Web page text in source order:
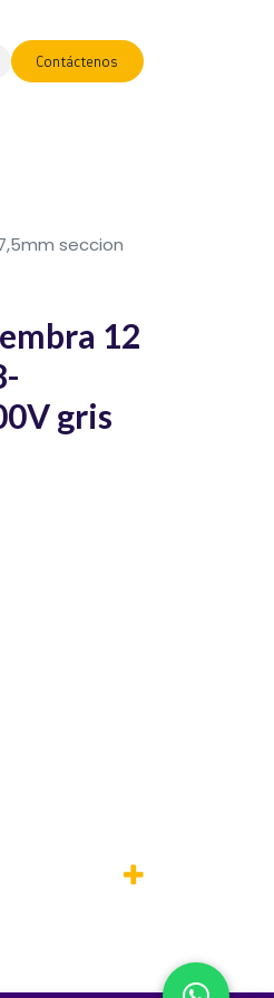
Contáctenos
seccion
12
gris